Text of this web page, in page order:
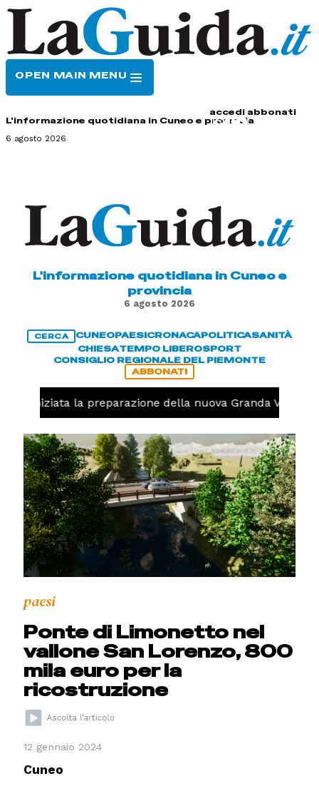
OPEN MAIN MENU
accedi abbonati
L'informazione quotidiana in Cuneo e provincia
6 agosto 2026
L'informazione quotidiana in Cuneo e
provincia
6 agosto 2026
CERCA CUNEOPAESICRONACAPOLITICASANITÀ
CHIESATEMPO LIBEROSPORT
CONSIGLIO REGIONALE DEL PIEMONTE
ABBONATI
iniziata la preparazione della nuova Granda Volley
paesi
Ponte di Limonetto nel
vallone San Lorenzo, 800
mila euro per la
ricostruzione
12 gennaio 2024
Cuneo